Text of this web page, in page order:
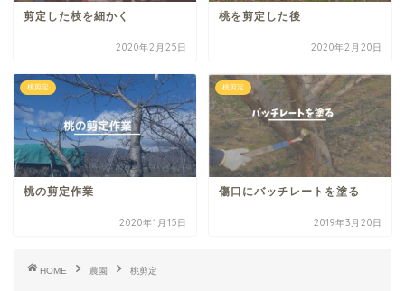
剪定した枝を細かく
2020年2月25日
桃を剪定した後
2020年2月20日
桃剪定
桃の剪定作業
2020年1月15日
桃剪定
傷口にバッチレートを塗る
2019年3月20日
HOME 農園 桃剪定